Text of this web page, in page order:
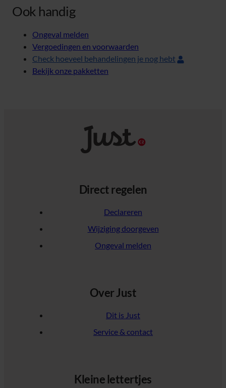
Ook handig
Ongeval melden
Vergoedingen en voorwaarden
Check hoeveel behandelingen je nog hebt
Bekijk onze pakketten
Direct regelen
Declareren
Wijziging doorgeven
Ongeval melden
Over Just
Dit is Just
Service & contact
Kleine lettertjes